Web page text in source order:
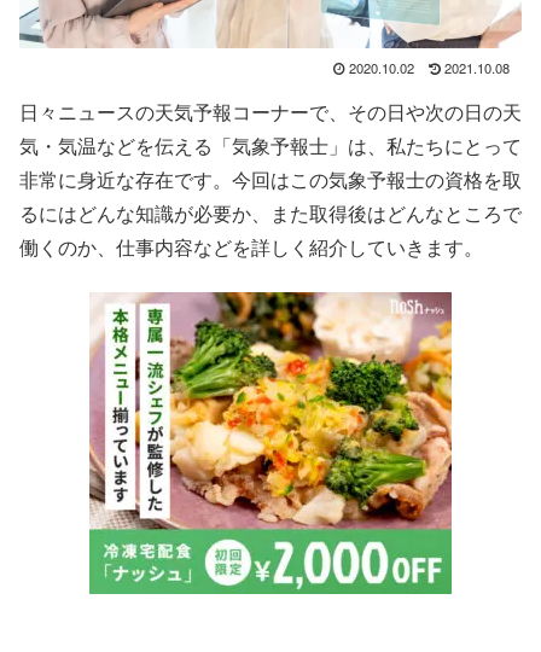
2020.10.02 2021.10.08
日々ニュースの天気予報コーナーで、その日や次の日の天
気・気温などを伝える「気象予報士」は、私たちにとって
非常に身近な存在です。今回はこの気象予報士の資格を取
るにはどんな知識が必要か、また取得後はどんなところで
働くのか、仕事内容などを詳しく紹介していきます。